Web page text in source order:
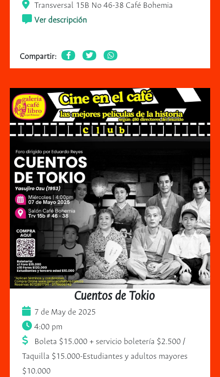
Transversal 15B No 46-38 Café Bohemia
Ver descripción
Compartir:
Cuentos de Tokio
7 de May de 2025
4:00 pm
Boleta $15.000 + servicio boletería $2.500 /
Taquilla $15.000-Estudiantes y adultos mayores
$10.000